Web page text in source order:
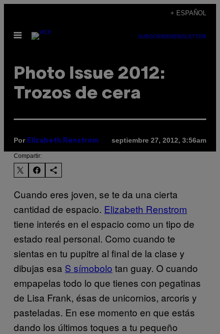
contenido
+ ESPAÑOL
Abrir
Menú
SUBSCRIBENEWSLETTER
Photo Issue 2012:
Trozos de cera
Por Elizabeth Renstrom septiembre 27, 2012, 3:56am
Compartir:
Cuando eres joven, se te da una cierta
cantidad de espacio. Elizabeth Renstrom
tiene interés en el espacio como un tipo de
estado real personal. Como cuando te
sientas en tu pupitre al final de la clase y
dibujas esa S símobolo tan guay. O cuando
empapelas todo lo que tienes con pegatinas
de Lisa Frank, ésas de unicornios, arcoris y
pasteladas. En ese momento en que estás
dando los últimos toques a tu pequeño